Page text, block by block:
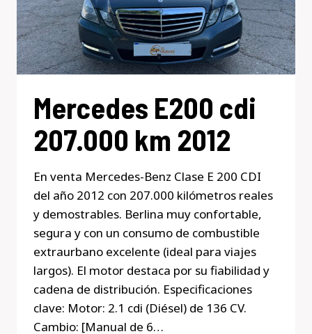
Mercedes E200 cdi
207.000 km 2012
En venta Mercedes-Benz Clase E 200 CDI
del año 2012 con 207.000 kilómetros reales
y demostrables. Berlina muy confortable,
segura y con un consumo de combustible
extraurbano excelente (ideal para viajes
largos). El motor destaca por su fiabilidad y
cadena de distribución. Especificaciones
clave: Motor: 2.1 cdi (Diésel) de 136 CV.
Cambio: [Manual de 6…